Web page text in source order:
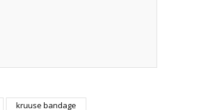
kruuse bandage